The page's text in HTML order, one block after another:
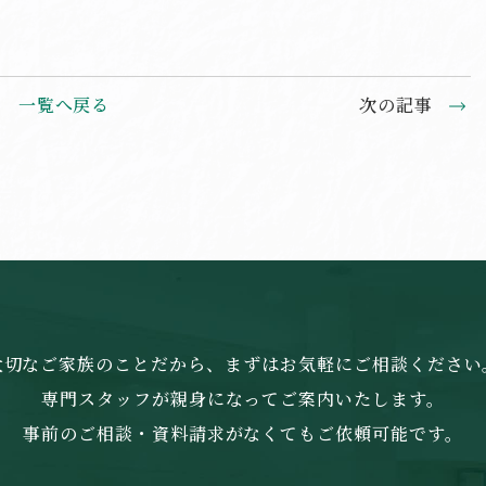
一覧へ戻る 次の記事
なご家族のことだから、まずはお気軽にご相談くださ
専門スタッフが親身になってご案内いたします。
事前のご相談・資料請求がなくてもご依頼可能です。